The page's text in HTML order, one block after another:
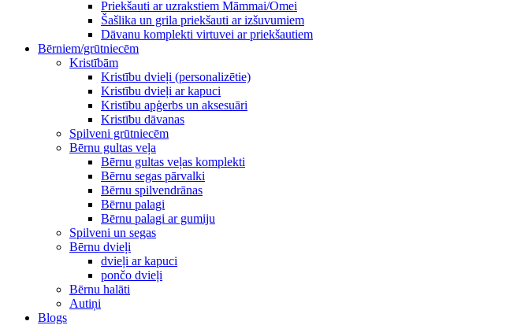
Priekšauti ar uzrakstiem Māmmai/Omei
Šašlika un grila priekšauti ar izšuvumiem
Dāvanu komplekti virtuvei ar priekšautiem
Bērniem/grūtniecēm
Kristībām
Kristību dvieļi (personalizētie)
Kristību dvieļi ar kapuci
Kristību apģerbs un aksesuāri
Kristību dāvanas
Spilveni grūtniecēm
Bērnu gultas veļa
Bērnu gultas veļas komplekti
Bērnu segas pārvalki
Bērnu spilvendrānas
Bērnu palagi
Bērnu palagi ar gumiju
Spilveni un segas
Bērnu dvieļi
dvieļi ar kapuci
pončo dvieļi
Bērnu halāti
Autiņi
Blogs